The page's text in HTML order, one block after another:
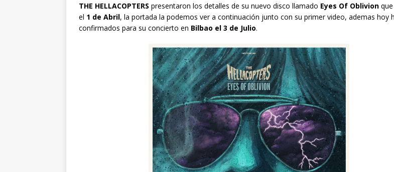
THE HELLACOPTERS presentaron los detalles de su nuevo disco llamado Eyes Of Oblivion
el 1 de Abril, la portada la podemos ver a continuación junto con su primer video, ademas hoy
confirmados para su concierto en Bilbao el 3 de Julio.